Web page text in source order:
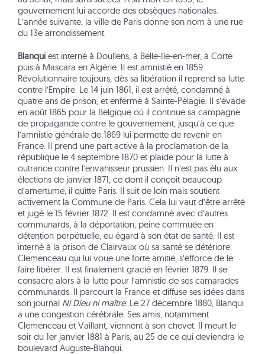
gouvernement lui accorde des obsèques nationales.
L’année suivante, la ville de Paris donne son nom à une rue
du 13e arrondissement.
Blanqui est interné à Doullens, à Belle-Ile-en-mer, à Corte
puis à Mascara en Algérie. Il est amnistié en 1859.
Révolutionnaire toujours, dès sa libération il reprend sa lutte
contre l’Empire. Le 14 juin 1861, il est arrêté, condamné à
quatre ans de prison, et enfermé à Sainte-Pélagie. Il s’évade
en août 1865 pour la Belgique où il continue sa campagne
de propagande contre le gouvernement, jusqu’à ce que
l’amnistie générale de 1869 lui permette de revenir en
France. Il prend une part active à la proclamation de la
république le 4 septembre 1870 et plaide pour la lutte à
outrance contre l’envahisseur prussien. Il n’est pas élu aux
élections de janvier 1871, ce dont il conçoit beaucoup
d’amertume, il quitte Paris. Il suit de loin mais soutient
activement la Commune de Paris. Cela lui vaut d’être arrêté
et jugé le 15 février 1872. Il est condamné avec d’autres
communards, à la déportation, peine commuée en
détention perpétuelle, eu égard à son état de santé. Il est
interné à la prison de Clairvaux où sa santé se détériore.
Clemenceau qui lui voue une forte amitié, s’efforce de le
faire libérer. Il est finalement gracié en février 1879. Il se
consacre alors à la lutte pour l’amnistie de ses camarades
communards. Il parcourt la France et diffuse ses idées dans
son journal Ni Dieu ni maître. Le 27 décembre 1880, Blanqui
a une congestion cérébrale. Ses amis, notamment
Clemenceau et Vaillant, viennent à son chevet. Il meurt le
soir du 1er janvier 1881 à Paris, au 25 de ce qui deviendra le
boulevard Auguste-Blanqui.